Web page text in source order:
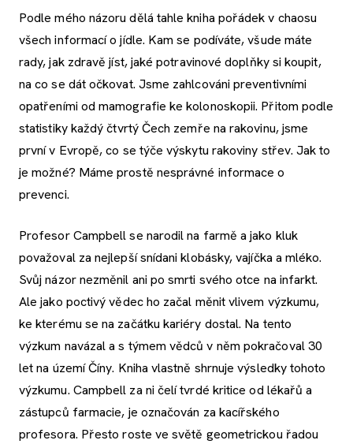
Podle mého názoru dělá tahle kniha pořádek v chaosu
všech informací o jídle. Kam se podíváte, všude máte
rady, jak zdravě jíst, jaké potravinové doplňky si koupit,
na co se dát očkovat. Jsme zahlcováni preventivními
opatřeními od mamografie ke kolonoskopii. Přitom podle
statistiky každý čtvrtý Čech zemře na rakovinu, jsme
první v Evropě, co se týče výskytu rakoviny střev. Jak to
je možné? Máme prostě nesprávné informace o
prevenci.
Profesor Campbell se narodil na farmě a jako kluk
považoval za nejlepší snídani klobásky, vajíčka a mléko.
Svůj názor nezměnil ani po smrti svého otce na infarkt.
Ale jako poctivý vědec ho začal měnit vlivem výzkumu,
ke kterému se na začátku kariéry dostal. Na tento
výzkum navázal a s týmem vědců v něm pokračoval 30
let na území Číny. Kniha vlastně shrnuje výsledky tohoto
výzkumu. Campbell za ni čelí tvrdé kritice od lékařů a
zástupců farmacie, je označován za kacířského
profesora. Přesto roste ve světě geometrickou řadou